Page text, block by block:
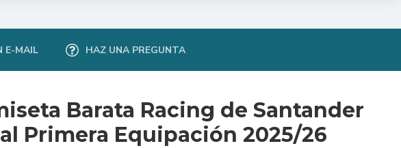
E-MAIL HAZ UNA PREGUNTA
Barata Racing de Santander
Primera Equipación 2025/26